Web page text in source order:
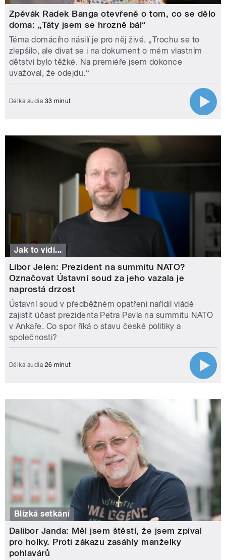
Zpěvák Radek Banga otevřeně o tom, co se dělo
doma: „Táty jsem se hrozně bál“
Téma domácího násilí je pro něj živé. „Trochu se to
zlepšilo, ale dívat se i na dokument o mém vlastním
dětství bylo těžké. Na premiéře jsem dokonce
uvažoval, že odejdu.“
Délka audia 33 minut
Jak to vidí...
Libor Jelen: Prezident na summitu NATO?
Označovat Ústavní soud za jeho vazala je
naprostá drzost
Ústavní soud v předběžném opatření nařídil vládě
zajistit účast prezidenta Petra Pavla na summitu NATO
v Ankaře. Co spor říká o stavu české politiky a
společnosti?
Délka audia 26 minut
Blízká setkání
Dalibor Janda: Měl jsem štěstí, že jsem zpíval
pro holky. Proti zákazu zasáhly manželky
pohlavárů